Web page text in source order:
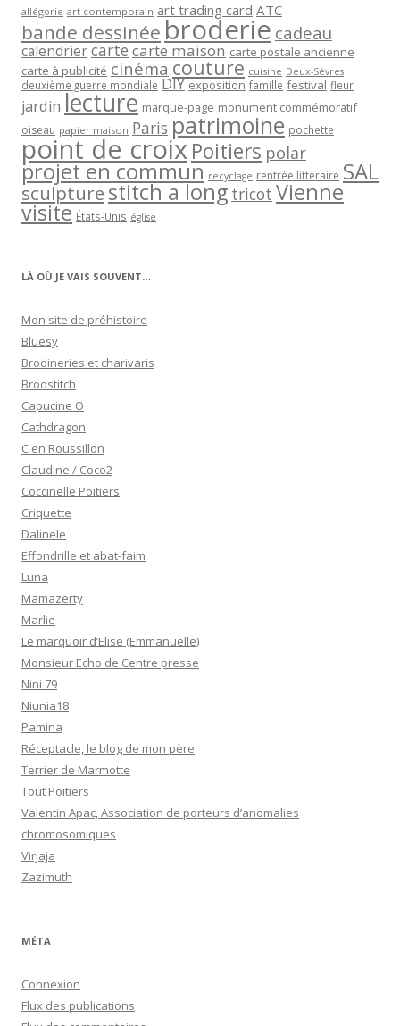
allégorie art contemporain art trading card ATC
bande dessinée broderie cadeau
calendriercartecarte maison carte postale ancienne
carte à publicité cinéma couture cuisine Deux-Sèvres
deuxième guerre mondiale DIY exposition famille festival fleur
jardin lecture marque-page monument commémoratif
oiseau papier maison Paris patrimoine pochette
point de croixPoitiers polar
projet en commun recyclage rentrée littéraire SAL
sculpturestitch a long tricot Vienne
visite États-Unis église
LÀ OÙ JE VAIS SOUVENT…
Mon site de préhistoire
Bluesy
Brodineries et charivaris
Brodstitch
Capucine O
Cathdragon
C en Roussillon
Claudine / Coco2
Coccinelle Poitiers
Criquette
Dalinele
Effondrille et abat-faim
Luna
Mamazerty
Marlie
Le marquoir d’Elise (Emmanuelle)
Monsieur Echo de Centre presse
Nini 79
Niunia18
Pamina
Réceptacle, le blog de mon père
Terrier de Marmotte
Tout Poitiers
Valentin Apac, Association de porteurs d’anomalies
chromosomiques
Virjaja
Zazimuth
MÉTA
Connexion
Flux des publications